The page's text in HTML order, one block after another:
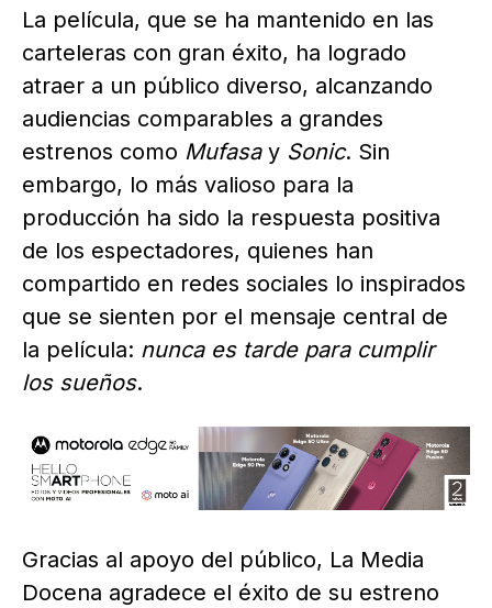
La película, que se ha mantenido en las
carteleras con gran éxito, ha logrado
atraer a un público diverso, alcanzando
audiencias comparables a grandes
estrenos como Mufasay Sonic. Sin
embargo, lo más valioso para la
producción ha sido la respuesta positiva
de los espectadores, quienes han
compartido en redes sociales lo inspirados
que se sienten por el mensaje central de
la película: nunca es tarde para cumplir
los sueños.
Gracias al apoyo del público, La Media
Docena agradece el éxito de su estreno